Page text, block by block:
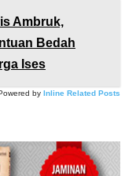
Ambruk,
Bedah
Ises
by Inline Related Posts